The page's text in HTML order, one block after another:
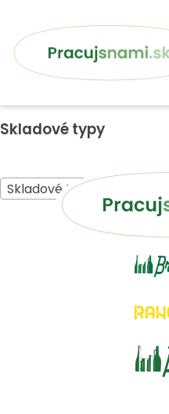
Skladové typy
Skladové typy